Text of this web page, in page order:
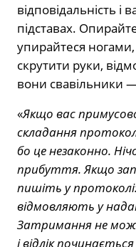
відповідальність
підставах.
упирайтеся
скрутити руки,
вони свавільники
«Якщо вас
складання
бо це незаконно.
прибуття. Якщо
пишіть у
відмовляють у
Затримання не
і відлік